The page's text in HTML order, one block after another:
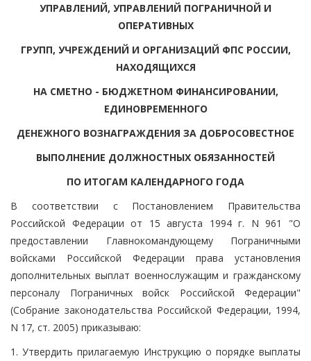
УПРАВЛЕНИЙ, УПРАВЛЕНИЙ ПОГРАНИЧНОЙ И
ОПЕРАТИВНЫХ
ГРУПП, УЧРЕЖДЕНИЙ И ОРГАНИЗАЦИЙ ФПС РОССИИ,
НАХОДЯЩИХСЯ
НА СМЕТНО - БЮДЖЕТНОМ ФИНАНСИРОВАНИИ,
ЕДИНОВРЕМЕННОГО
ДЕНЕЖНОГО ВОЗНАГРАЖДЕНИЯ ЗА ДОБРОСОВЕСТНОЕ
ВЫПОЛНЕНИЕ ДОЛЖНОСТНЫХ ОБЯЗАННОСТЕЙ
ПО ИТОГАМ КАЛЕНДАРНОГО ГОДА
В соответствии с Постановлением Правительства
Российской Федерации от 15 августа 1994 г. N 961 "О
предоставлении Главнокомандующему Пограничными
войсками Российской Федерации права установления
дополнительных выплат военнослужащим и гражданскому
персоналу Пограничных войск Российской Федерации"
(Собрание законодательства Российской Федерации, 1994,
N 17, ст. 2005) приказываю:
1. Утвердить прилагаемую Инструкцию о порядке выплаты